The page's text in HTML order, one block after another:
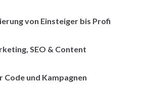
von Einsteiger bis Profi
SEO & Content
Code und Kampagnen